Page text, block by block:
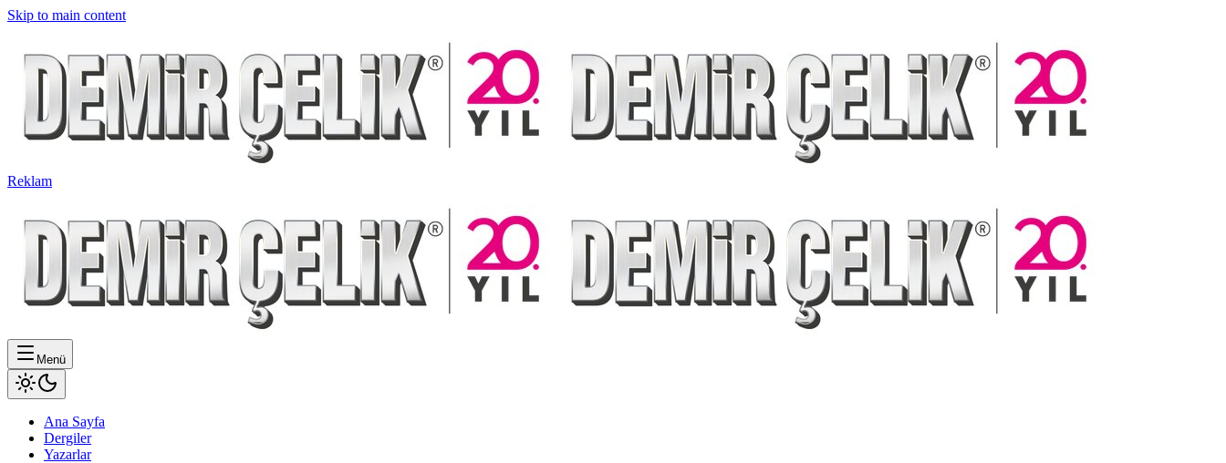
Skip to main content
Reklam
Menü
Ana Sayfa
Dergiler
Yazarlar